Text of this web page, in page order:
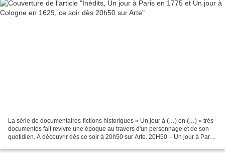
La série de documentaires-fictions historiques « Un jour à (…) en (…) » très
documentés fait revivre une époque au travers d'un personnage et de son
quotidien. A découvrir dès ce soir à 20h50 sur Arte. 20H50 – Un jour à Paris